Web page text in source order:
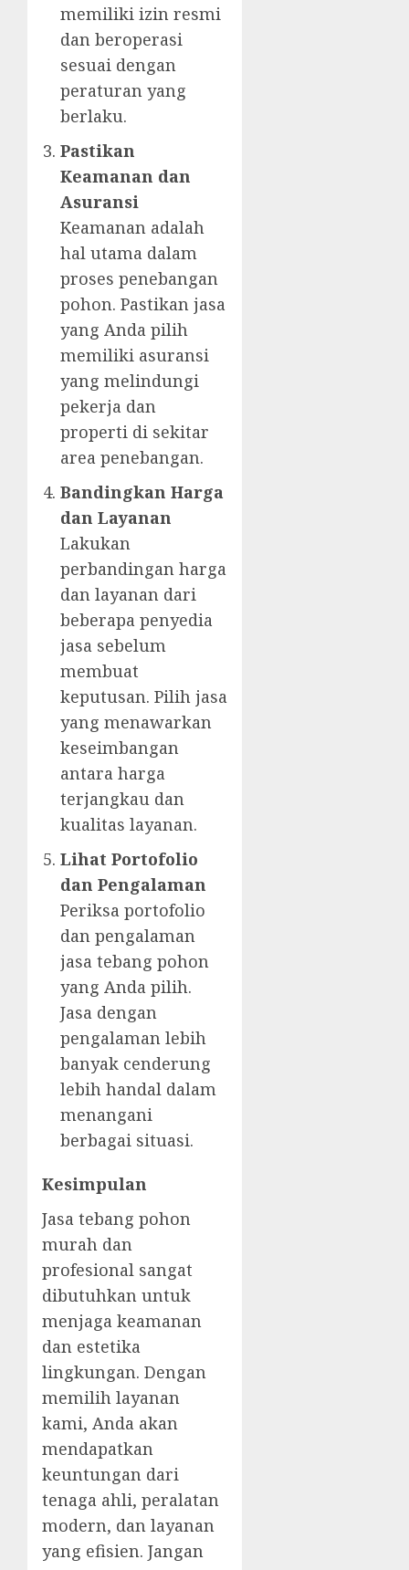
memiliki izin resmi
dan beroperasi
sesuai dengan
peraturan yang
berlaku.
Pastikan
Keamanan dan
Asuransi
Keamanan adalah
hal utama dalam
proses penebangan
pohon. Pastikan jasa
yang Anda pilih
memiliki asuransi
yang melindungi
pekerja dan
properti di sekitar
area penebangan.
Bandingkan Harga
dan Layanan
Lakukan
perbandingan harga
dan layanan dari
beberapa penyedia
jasa sebelum
membuat
keputusan. Pilih jasa
yang menawarkan
keseimbangan
antara harga
terjangkau dan
kualitas layanan.
Lihat Portofolio
dan Pengalaman
Periksa portofolio
dan pengalaman
jasa tebang pohon
yang Anda pilih.
Jasa dengan
pengalaman lebih
banyak cenderung
lebih handal dalam
menangani
berbagai situasi.
Kesimpulan
Jasa tebang pohon
murah dan
profesional sangat
dibutuhkan untuk
menjaga keamanan
dan estetika
lingkungan. Dengan
memilih layanan
kami, Anda akan
mendapatkan
keuntungan dari
tenaga ahli, peralatan
modern, dan layanan
yang efisien. Jangan